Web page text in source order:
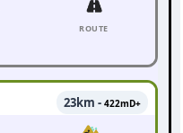
ROUTE
23km - 422mD+